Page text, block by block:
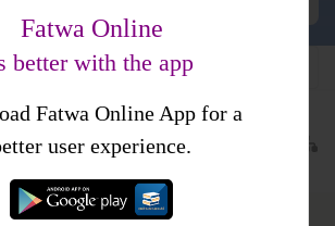
کفر متفرقات کتب
Fatwa Online
better with the app
Fatwa Online App for a
user experience.